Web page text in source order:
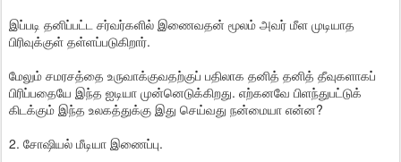
இப்படி தனிப்பட்ட சர்வர்களில் இணைவதன் மூலம் அவர் மீள முடியாத
பிரிவுக்குள் தள்ளப்படுகிறார்.
மேலும் சமரசத்தை உருவாக்குவதற்குப் பதிலாக தனித் தனித் தீவுகளாகப்
பிரிப்பதையே இந்த ஐடியா முன்னெடுக்கிறது. எற்கனவே பிளந்துபட்டுக்
கிடக்கும் இந்த உலகத்துக்கு இது செய்வது நன்மையா என்ன?
2. சோஷியல் மீடியா இணைப்பு.